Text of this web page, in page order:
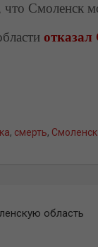
что Смоленск
, смерть, Смоленск
область